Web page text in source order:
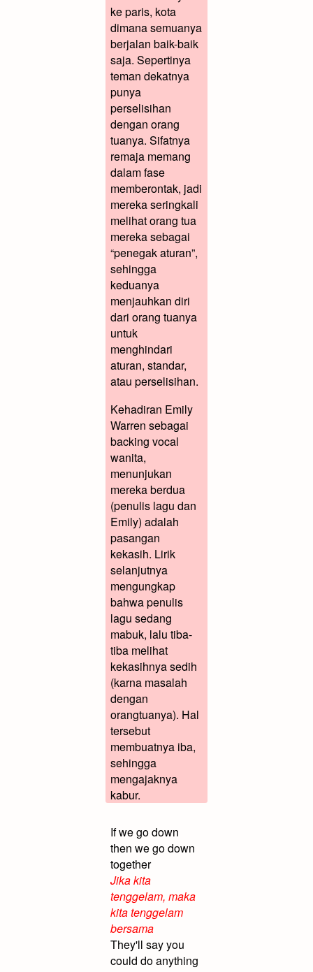
ke paris, kota
dimana semuanya
berjalan baik-baik
saja. Sepertinya
teman dekatnya
punya
perselisihan
dengan orang
tuanya. Sifatnya
remaja memang
dalam fase
memberontak, jadi
mereka seringkali
melihat orang tua
mereka sebagai
“penegak aturan”,
sehingga
keduanya
menjauhkan diri
dari orang tuanya
untuk
menghindari
aturan, standar,
atau perselisihan.
Kehadiran Emily
Warren sebagai
backing vocal
wanita,
menunjukan
mereka berdua
(penulis lagu dan
Emily) adalah
pasangan
kekasih. Lirik
selanjutnya
mengungkap
bahwa penulis
lagu sedang
mabuk, lalu tiba-
tiba melihat
kekasihnya sedih
(karna masalah
dengan
orangtuanya). Hal
tersebut
membuatnya iba,
sehingga
mengajaknya
kabur.
If we go down
then we go down
together
Jika kita
tenggelam, maka
kita tenggelam
bersama
They'll say you
could do anything